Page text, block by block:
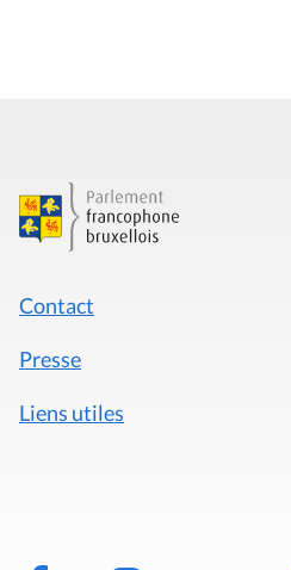
Contact
Presse
Liens utiles